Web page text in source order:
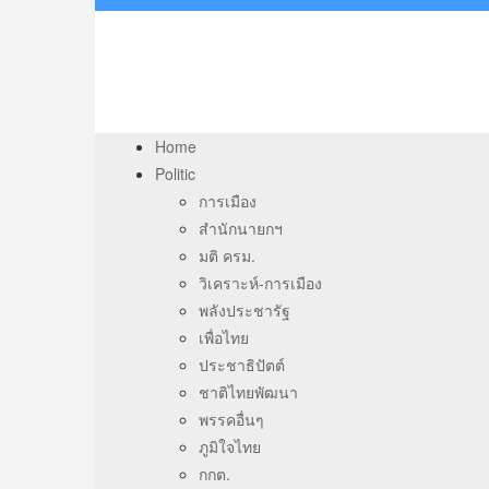
Home
Politic
การเมือง
สำนักนายกฯ
มติ ครม.
วิเคราะห์-การเมือง
พลังประชารัฐ
เพื่อไทย
ประชาธิปัตต์
ชาติไทยพัฒนา
พรรคอื่นๆ
ภูมิใจไทย
กกต.